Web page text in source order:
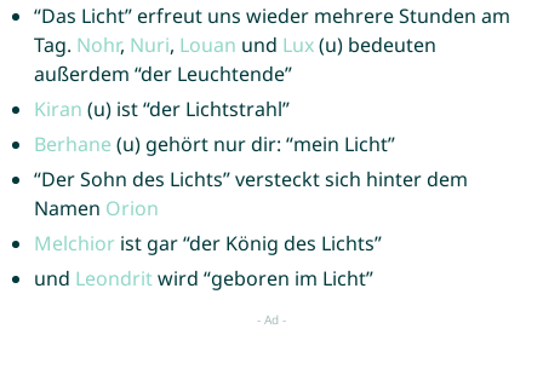
“Das Licht” erfreut uns wieder mehrere Stunden am
Tag. Nohr, Nuri, Louan und Lux(u) bedeuten
außerdem “der Leuchtende”
Kiran (u) ist “der Lichtstrahl”
Berhane (u) gehört nur dir: “mein Licht”
“Der Sohn des Lichts” versteckt sich hinter dem
Namen Orion
Melchiorist gar “der König des Lichts”
und Leondritwird “geboren im Licht”